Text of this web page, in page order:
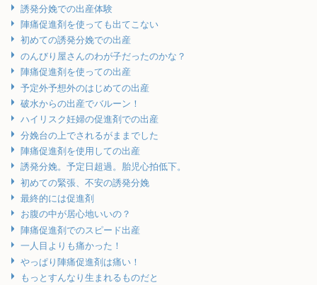
誘発分娩での出産体験
陣痛促進剤を使っても出てこない
初めての誘発分娩での出産
のんびり屋さんのわが子だったのかな？
陣痛促進剤を使っての出産
予定外予想外のはじめての出産
破水からの出産でバルーン！
ハイリスク妊婦の促進剤での出産
分娩台の上でされるがままでした
陣痛促進剤を使用しての出産
誘発分娩。予定日超過。胎児心拍低下。
初めての緊張、不安の誘発分娩
最終的には促進剤
お腹の中が居心地いいの？
陣痛促進剤でのスピード出産
一人目よりも痛かった！
やっぱり陣痛促進剤は痛い！
もっとすんなり生まれるものだと